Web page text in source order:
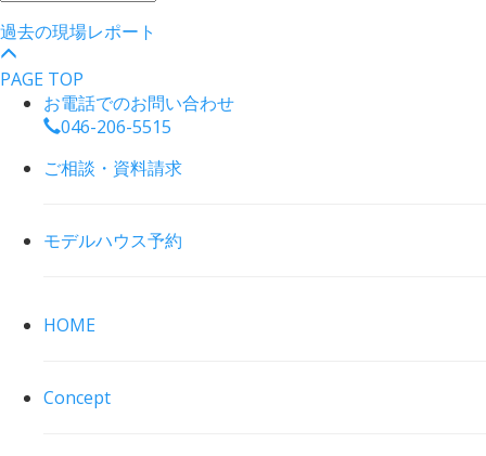
過去の現場レポート
PAGE TOP
お電話でのお問い合わせ
046-206-5515
ご相談・資料請求
モデルハウス予約
HOME
Concept